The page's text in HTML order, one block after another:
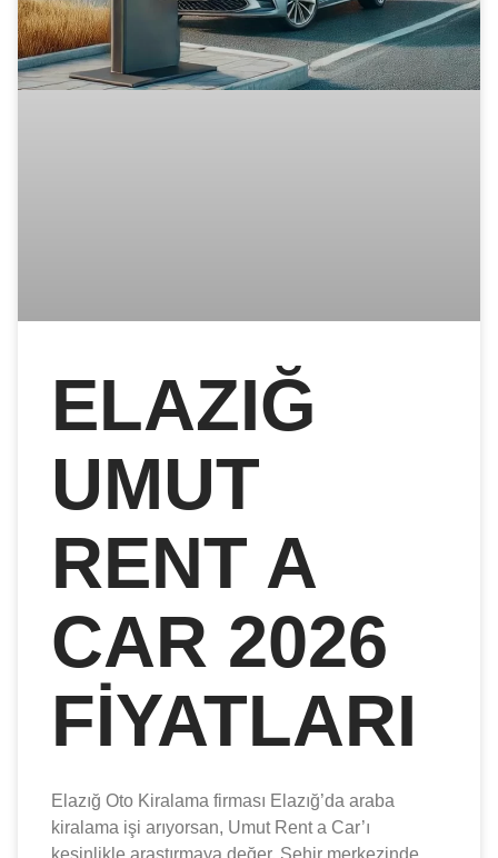
ELAZIĞ
UMUT
RENT A
CAR 2026
FIYATLARI
Elazığ Oto Kiralama firması Elazığ’da araba
kiralama işi arıyorsan, Umut Rent a Car’ı
kesinlikle araştırmaya değer. Şehir merkezinde